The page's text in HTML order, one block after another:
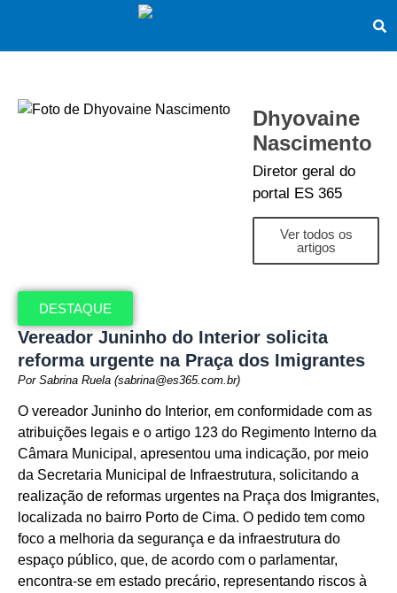
Dhyovaine
Nascimento
Diretor geral do
portal ES 365
Ver todos os
artigos
DESTAQUE
Vereador Juninho do Interior solicita
reforma urgente na Praça dos Imigrantes
Por Sabrina Ruela (sabrina@es365.com.br)
O vereador Juninho do Interior, em conformidade com as
atribuições legais e o artigo 123 do Regimento Interno da
Câmara Municipal, apresentou uma indicação, por meio
da Secretaria Municipal de Infraestrutura, solicitando a
realização de reformas urgentes na Praça dos Imigrantes,
localizada no bairro Porto de Cima. O pedido tem como
foco a melhoria da segurança e da infraestrutura do
espaço público, que, de acordo com o parlamentar,
encontra-se em estado precário, representando riscos à